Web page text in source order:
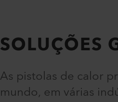
SOLUÇÕES
As pistolas de calor
mundo, em várias